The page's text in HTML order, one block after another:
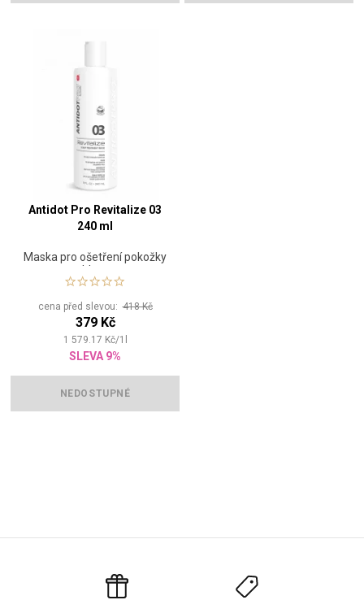
Antidot Pro Revitalize 03
240 ml
Maska pro ošetření pokožky
hlavy
cena před slevou:418 Kč
379 Kč
1 579.17 Kč/1
SLEVA 9%
NEDOSTUPNÉ